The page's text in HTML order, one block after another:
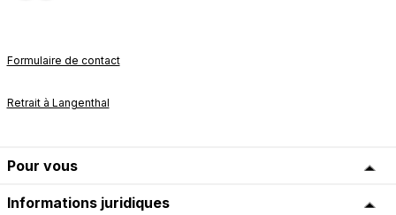
Formulaire de contact
Retrait à Langenthal
Pour vous
Informations juridiques